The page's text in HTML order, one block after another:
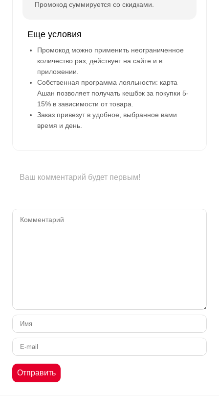
Промокод суммируется со скидками.
Еще условия
Промокод можно применить неограниченное
количество раз, действует на сайте и в
приложении.
Собственная программа лояльности: карта
Ашан позволяет получать кешбэк за покупки 5-
15% в зависимости от товара.
Заказ привезут в удобное, выбранное вами
время и день.
Ваш комментарий будет первым!